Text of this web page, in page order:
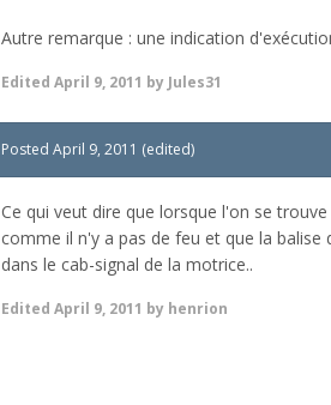
Autre remarque : une indication
Edited April 9, 2011 by Jules31
Posted April 9, 2011 (edited)
Ce qui veut dire que lorsque l'on se
comme il n'y a pas de feu et que la
dans le cab-signal de la motrice..
Edited April 9, 2011 by henrion